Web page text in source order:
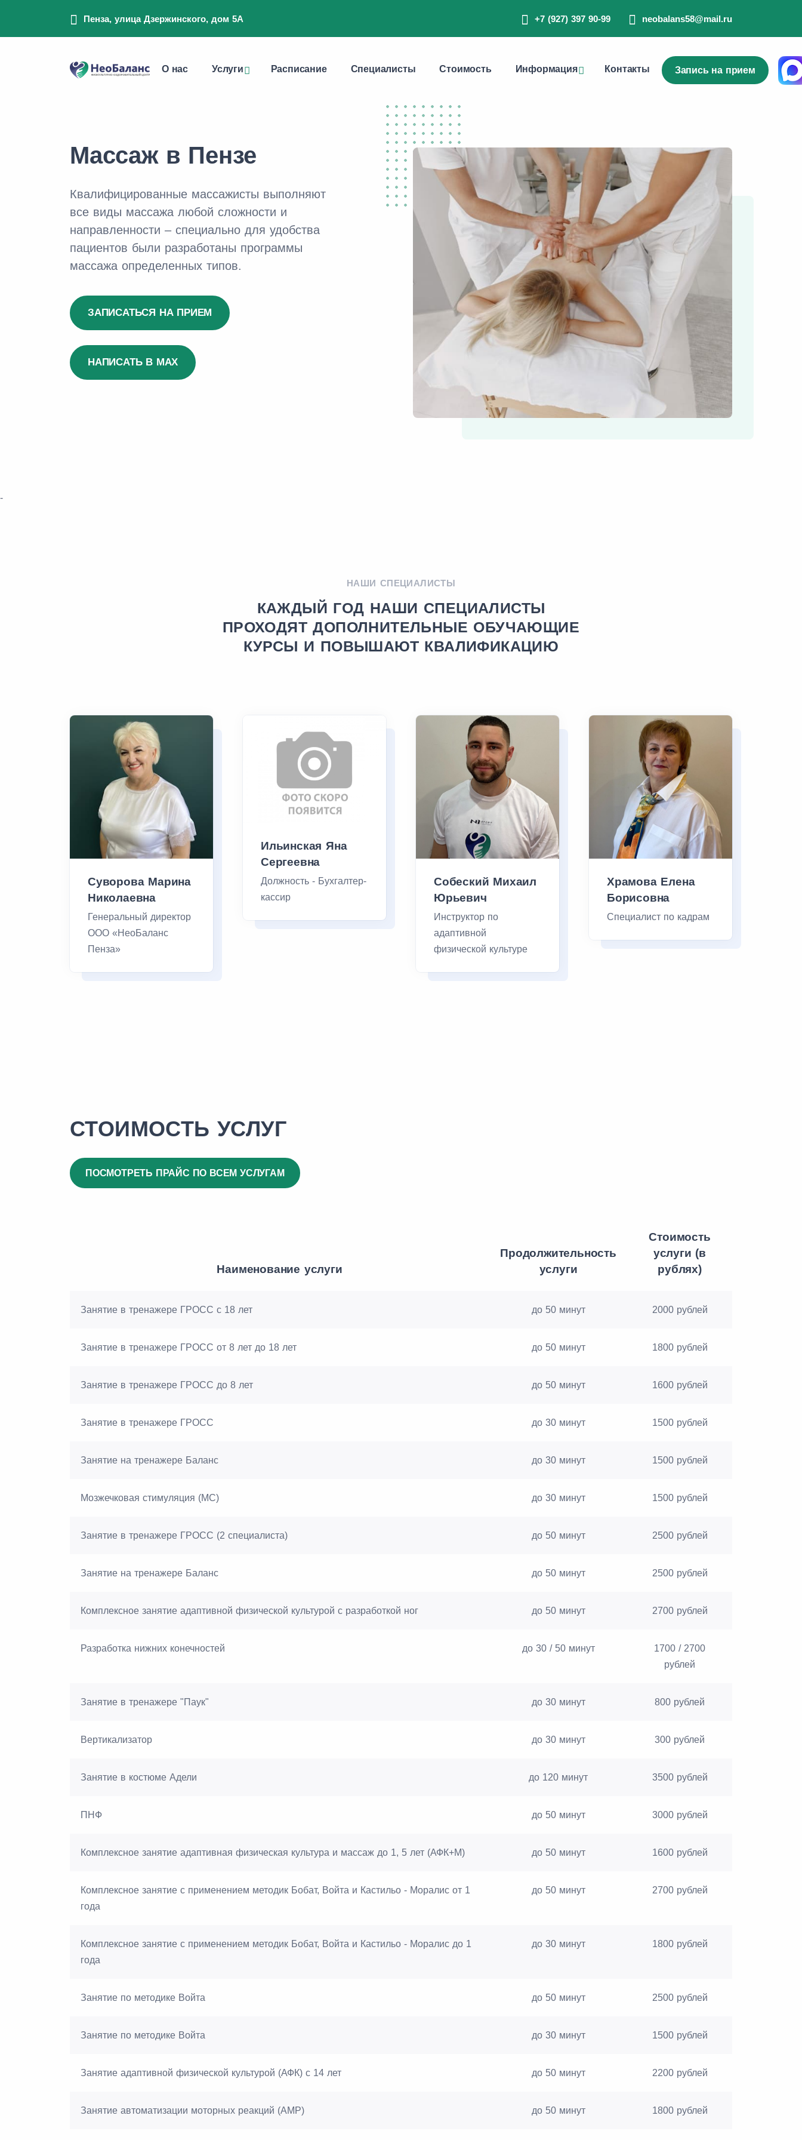
Пенза, улица Дзержинского, дом 5А +7 (927) 397 90-99 neobalans58@mail.ru
О нас Услуги Расписание Специалисты Стоимость Информация Контакты Запись на прием
Массаж в Пензе
Квалифицированные массажисты выполняют
все виды массажа любой сложности и
направленности – специально для удобства
пациентов были разработаны программы
массажа определенных типов.
ЗАПИСАТЬСЯ НА ПРИЕМ
НАПИСАТЬ В MAX
-
НАШИ СПЕЦИАЛИСТЫ
КАЖДЫЙ ГОД НАШИ СПЕЦИАЛИСТЫ
ПРОХОДЯТ ДОПОЛНИТЕЛЬНЫЕ ОБУЧАЮЩИЕ
КУРСЫ И ПОВЫШАЮТ КВАЛИФИКАЦИЮ
Суворова Марина
Николаевна
Генеральный директор
ООО «НеоБаланс
Пенза»
Ильинская Яна
Сергеевна
Должность - Бухгалтер-
кассир
Собеский Михаил
Юрьевич
Инструктор по
адаптивной
физической культуре
Храмова Елена
Борисовна
Специалист по кадрам
СТОИМОСТЬ УСЛУГ
ПОСМОТРЕТЬ ПРАЙС ПО ВСЕМ УСЛУГАМ
Наименование услуги
Продолжительность
услуги
Стоимость
услуги (в
рублях)
Занятие в тренажере ГРОСС с 18 лет до 50 минут 2000 рублей
Занятие в тренажере ГРОСС от 8 лет до 18 лет до 50 минут 1800 рублей
Занятие в тренажере ГРОСС до 8 лет до 50 минут 1600 рублей
Занятие в тренажере ГРОСС до 30 минут 1500 рублей
Занятие на тренажере Баланс до 30 минут 1500 рублей
Мозжечковая стимуляция (МС) до 30 минут 1500 рублей
Занятие в тренажере ГРОСС (2 специалиста) до 50 минут 2500 рублей
Занятие на тренажере Баланс до 50 минут 2500 рублей
Комплексное занятие адаптивной физической культурой с разработкой ног до 50 минут 2700 рублей
Разработка нижних конечностей до 30 / 50 минут
1700 / 2700
рублей
Занятие в тренажере "Паук" до 30 минут 800 рублей
Вертикализатор до 30 минут 300 рублей
Занятие в костюме Адели до 120 минут 3500 рублей
ПНФ до 50 минут 3000 рублей
Комплексное занятие адаптивная физическая культура и массаж до 1, 5 лет (АФК+М) до 50 минут 1600 рублей
Комплексное занятие с применением методик Бобат, Войта и Кастильо - Моралис от 1
года
до 50 минут 2700 рублей
Комплексное занятие с применением методик Бобат, Войта и Кастильо - Моралис до 1
года
до 30 минут 1800 рублей
Занятие по методике Войта до 50 минут 2500 рублей
Занятие по методике Войта до 30 минут 1500 рублей
Занятие адаптивной физической культурой (АФК) с 14 лет до 50 минут 2200 рублей
Занятие автоматизации моторных реакций (АМР) до 50 минут 1800 рублей